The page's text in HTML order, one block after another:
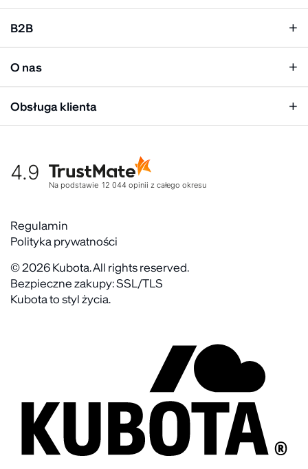
Klapki męskie
Mężczyzna
B2B
Panel hurtowy
O nas
Biuro prasowe
Kultura organizacyjna
Rekrutujemy
Obsługa klienta
Warunki dostawy
Zwroty
Kontakt
FAQ
4.9
Na podstawie 12 044 opinii z całego okresu
Regulamin
Polityka prywatności
© 2026 Kubota. All rights reserved.
Bezpieczne zakupy: SSL/TLS
Kubota to styl życia.